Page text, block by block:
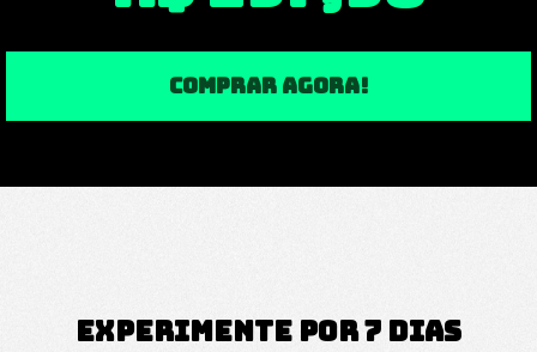
COMPRAR AGORA!
EXPERIMENTE POR 7 DIAS